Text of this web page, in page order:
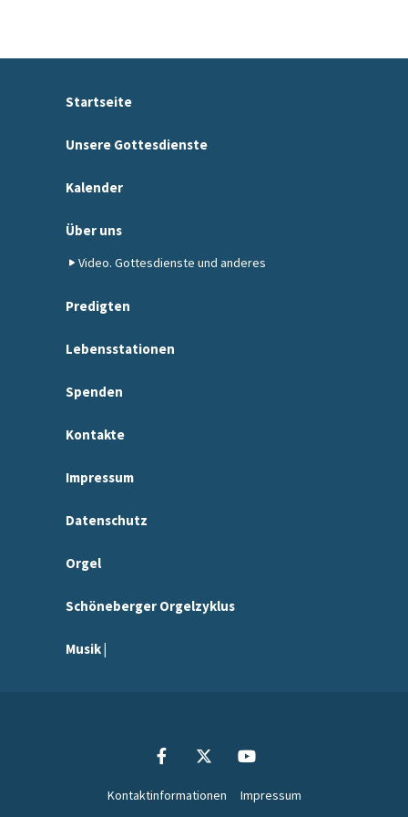
Startseite
Unsere Gottesdienste
Kalender
Über uns
Video. Gottesdienste und anderes
Predigten
Lebensstationen
Spenden
Kontakte
Impressum
Datenschutz
Orgel
Schöneberger Orgelzyklus
Musik |
Kontaktinformationen Impressum